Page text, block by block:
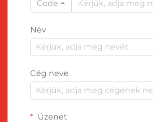
Code
Név
Cég neve
Üzenet